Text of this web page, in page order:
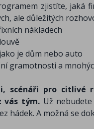
zjistíte, jaká
ale důležitých
nákladech
je dům nebo auto
gramotnosti a
scénáři pro citlivé
vás tým.Už nebudete
hádek. A možná se